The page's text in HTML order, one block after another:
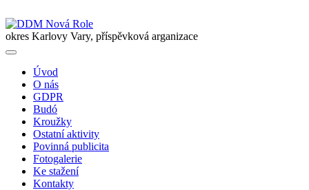
okres Karlovy Vary, příspěvková arganizace
Úvod
O nás
GDPR
Budó
Kroužky
Ostatní aktivity
Povinná publicita
Fotogalerie
Ke stažení
Kontakty